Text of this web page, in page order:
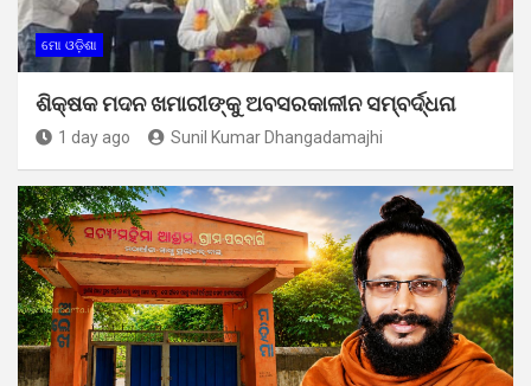
ମୋ ଓଡ଼ିଶା
ଶିକ୍ଷକ ମଦନ ଖମାରୀଙ୍କୁ ଅବସରକାଳୀନ ସମ୍ବର୍ଦ୍ଧନା
1 day ago Sunil Kumar Dhangadamajhi